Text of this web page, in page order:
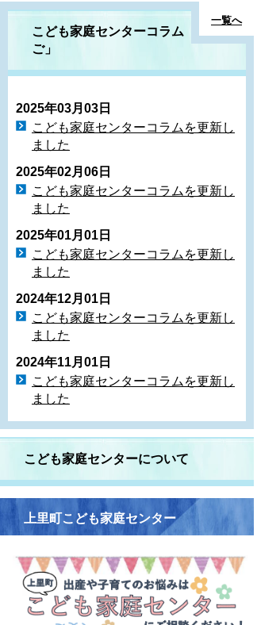
こども家庭センターコラム「いち
ご」
一覧へ
2025年03月03日
こども家庭センターコラムを更新し
ました
2025年02月06日
こども家庭センターコラムを更新し
ました
2025年01月01日
こども家庭センターコラムを更新し
ました
2024年12月01日
こども家庭センターコラムを更新し
ました
2024年11月01日
こども家庭センターコラムを更新し
ました
こども家庭センターについて
上里町こども家庭センター